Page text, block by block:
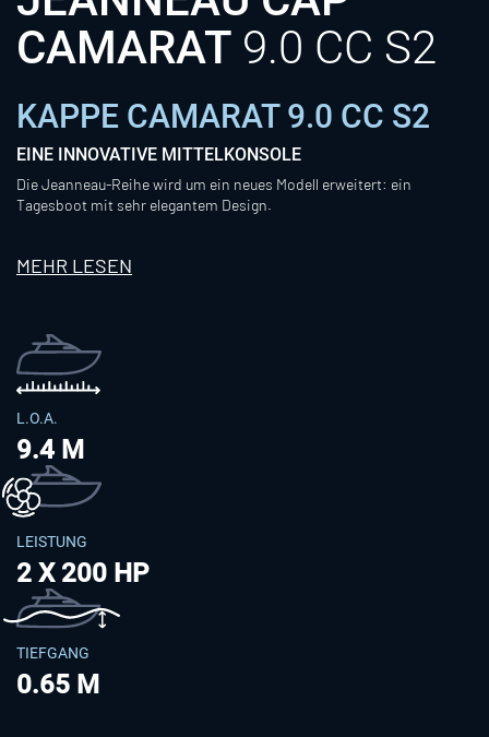
CAMARAT 9.0 CC S2
KAPPE CAMARAT 9.0 CC S2
EINE INNOVATIVE MITTELKONSOLE
Die Jeanneau-Reihe wird um ein neues Modell erweitert: ein
Tagesboot mit sehr elegantem Design.
MEHR LESEN
L.O.A.
9.4 M
LEISTUNG
2 X 200 HP
TIEFGANG
0.65 M